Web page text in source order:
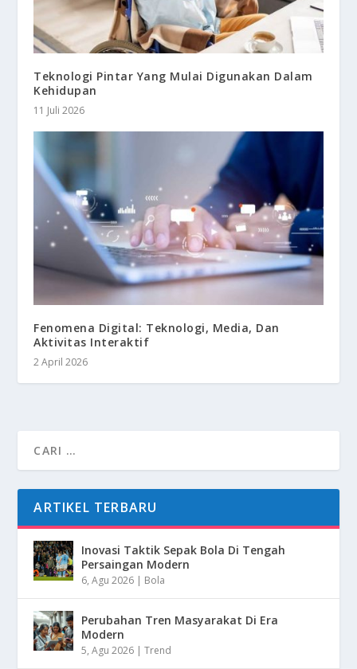
Teknologi Pintar Yang Mulai Digunakan Dalam
Kehidupan
11 Juli 2026
Fenomena Digital: Teknologi, Media, Dan
Aktivitas Interaktif
2 April 2026
ARTIKEL TERBARU
Inovasi Taktik Sepak Bola Di Tengah
Persaingan Modern
6, Agu 2026 | Bola
Perubahan Tren Masyarakat Di Era
Modern
5, Agu 2026 |Trend